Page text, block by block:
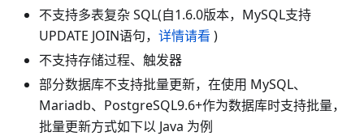
不支持多表复杂 SQL(自1.6.0版本，MySQL支持
UPDATE JOIN语句， 详情请看 )
不支持存储过程、触发器
部分数据库不支持批量更新，在使用 MySQL、
Mariadb、PostgreSQL9.6+作为数据库时支持批量，
批量更新方式如下以 Java 为例